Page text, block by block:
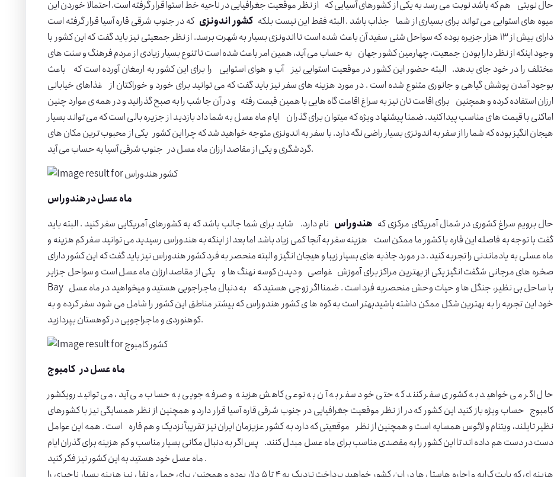
حال نوبتی هم که باشد نوبت می رسد به یکی از کشورهای آسیایی که از نظر موقعیت جغرافیایی در ناحیه خط استوا قرار گرفته است. احتمالا خوردن این
میوه های استوایی می تواند برای بسیاری از شما جذاب باشد . البته فقط این نیست بلکهکشور اندونزی که در جنوب شرقی قاره آسیا قرار گرفته است
دارای بیش از ۱۳ هزار جزیره بوده که سواحل شنی سفید آن باعث شده است تا اندونزی بسیار به شهرت برسد. از نظر جمعیتی نیز باید گفت که این کشور با
وجود اینکه از نظر دارا بودن جمعیت، چهارمین کشور جهان به حساب می آید، همین امر باعث شده است تا تنوع بسیار زیادی از مردم فرهنگ و سنت های
مختلف را در خود جای بدهد. البته حضور این کشور در موقعیت استوایی نیز آب و هوای استوایی را برای این کشور به ارمغان آورده است که باعث
بوجود آمدن پوشش گیاهی و جانوری متنوع شده است . در مورد هزینه های سفر نیز باید گفت که می توانید برای خورد و خوراکتان از غذاهای خیابانی
ارزان استفاده کرده و همچنین برای اقامت تان نیز به سراغ اقامت گاه هایی با همین قیمت رفته و در آن جا شب را به صبح گذرانید و در همه ی موارد چنین
اماکنی با قیمت های مناسب پیدا کنید. ضمنا پیشنهاد ویژه که میتوان برای گذران ایام ماه عسل به شما داد بازدید از جزیره بالی است که می تواند بسیار
هیجان انگیز بوده که شما را از سفر به اندونزی بسیار راضی نگه دارد. با سفر به اندونزی متوجه خواهید شد که چرا این کشور یکی از محبوب ترین مکان های
گردشگری و یکی از مقاصد ارزان ماه عسل در جنوب شرقی آسیا به حساب می آید.
ماه عسل در هندوراس
حال برویم سراغ کشوری در شمال آمریکای مرکزی کههندوراس نام دارد. شاید برای شما جالب باشد که به کشورهای آمریکایی سفر کنید . البته باید
گفت با توجه به فاصله این قاره با کشور ما ممکن است هزینه سفر به آنجا کمی زیاد باشد اما بعد از اینکه به هندوراس رسیدید می توانید سفر کم هزینه و
ماه عسلی به یادماندنی را تجربه کنید . در مورد جاذبه های بسیار زیبا و هیجان انگیز و البته منحصر به فرد کشور هندوراس نیز باید گفت که این کشور دارای
صخره های مرجانی شگفت انگیز یکی از بهترین مراکز برای آموزش غواصی و دیدن کوسه نهنگ ها و یکی از مقاصد ارزان ماه عسل است و سواحل جزایر
Bay با ساحل بی نظیر، جنگل ها و حیات وحش منحصربه فرد است . ضمنا اگر زوجی هستید که به دنبال ماجراجویی هستید و میخواهید در ماه عسل
خود این تجربه را به بهترین شکل ممکن داشته باشیدبهتر است به کوه ها ی کشور هندوراس که بیشتر مناطق این کشور را شامل می شود سفر کرده و به
کوهنوردی و ماجراجویی در کوهستان بپردازید.
ماه عسل در کامبوج
حال اگر می خواهید به کشوری سفر کنند که حتی خود سفر به آن به نوعی کاهش هزینه و صرفه جویی به حساب می آید، می توانید رویکشور
کامبوج حساب ویژه باز کنید این کشور که در از نظر موقعیت جغرافیایی در جنوب شرقی قاره آسیا قرار دارد و همچنین از نظر همسایگی نیز با کشورهای
نظیر تایلند، ویتنام و لائوس همسایه است و همچنین از نظر موقعیتی که دارد به کشور عزیزمان ایران نیز تقریباً نزدیک و هم قاره است . همه این عوامل
دست در دست هم داده اند تا این کشور را به مقصدی مناسب برای ماه عسل مبدل کنند. پس اگر به دنبال مکانی بسیار مناسب و کم هزینه برای گذران ایام
ماه عسل خود هستید به این کشور نیز فکر کنید .